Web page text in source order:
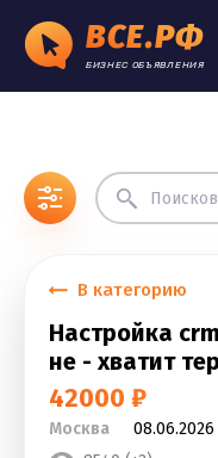
ВСЕ.РФ
БИЗНЕС ОБЪЯВЛЕНИЯ
В категорию
Настройка
не - хватит
42000 ₽
Москва
08.06.2026